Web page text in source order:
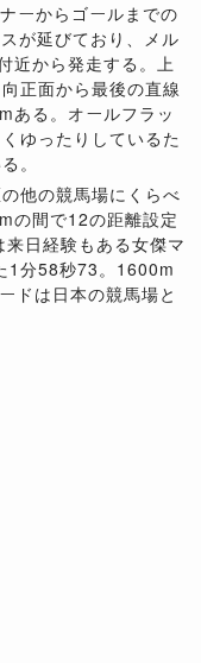
ーからゴールまでの
が延びており、メル
近から発走する。上
正面から最後の直線
ある。オールフラッ
ゆったりしているた
。
他の競馬場にくらべ
の間で12の距離設定
日経験もある女傑マ
1分58秒73。1600m
ドは日本の競馬場と